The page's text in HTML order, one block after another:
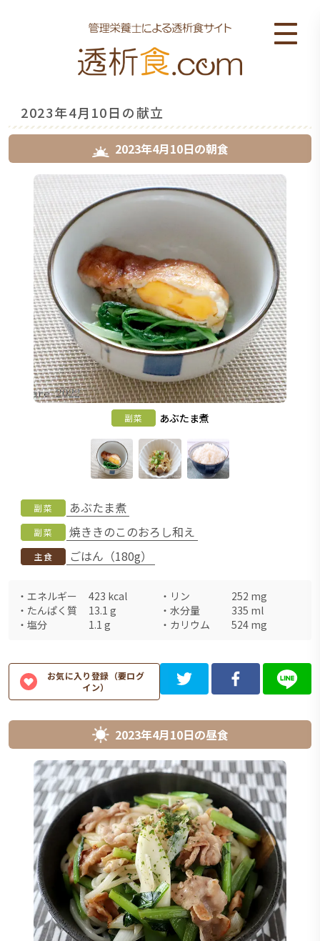
2023年4月10日の献立
2023年4月10日の朝食
副菜 あぶたま煮
副菜 あぶたま煮
副菜 焼ききのこのおろし和え
主食 ごはん（180g）
・ エネルギー 423 kcal ・ リン 252 mg
・ たんぱく質 13.1 g ・ 水分量 335 ml
・ 塩分 1.1 g ・ カリウム 524 mg
お気に入り登録（要ログ
イン）
2023年4月10日の昼食